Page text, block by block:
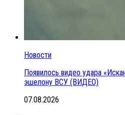
Новости
Появилось видео удара
эшелону ВСУ (ВИДЕО)
07.08.2026